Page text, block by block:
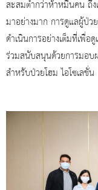
สะสมต่ำกว่าห้าหมื่นคน ถึง
มาอย่างมาก การดูแลผู้ป่ว
ดำเนินการอย่างเต็มที่เพื่
ร่วมสนับสนุนด้วยการมอ
สำหรับป่วยโฮม ไอโซเลชั่น